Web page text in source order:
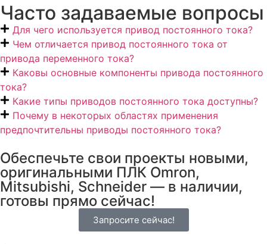
Часто задаваемые вопросы
Для чего используется привод постоянного тока?
Чем отличается привод постоянного тока от
привода переменного тока?
Каковы основные компоненты привода постоянного
тока?
Какие типы приводов постоянного тока доступны?
Почему в некоторых областях применения
предпочтительны приводы постоянного тока?
Обеспечьте свои проекты новыми,
оригинальными ПЛК Omron,
Mitsubishi, Schneider — в наличии,
готовы прямо сейчас!
Запросите сейчас!